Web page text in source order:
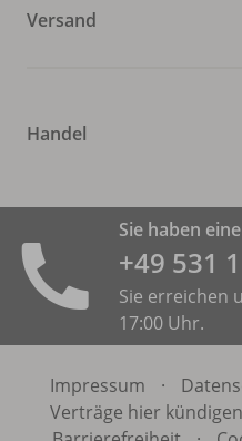
Versand
Handel
Sie haben
+49 531
Sie erreichen
17:00 Uhr.
Impressum ·
Verträge hier kündigen